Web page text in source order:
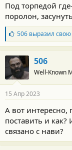
Под торпедой
поролон,
Б
л
а
г
о
д
а
н
с
т
и
506выразил свою
506
Well-Known
15 Апр 2023
А вот
поставить и как?
связано с нави?